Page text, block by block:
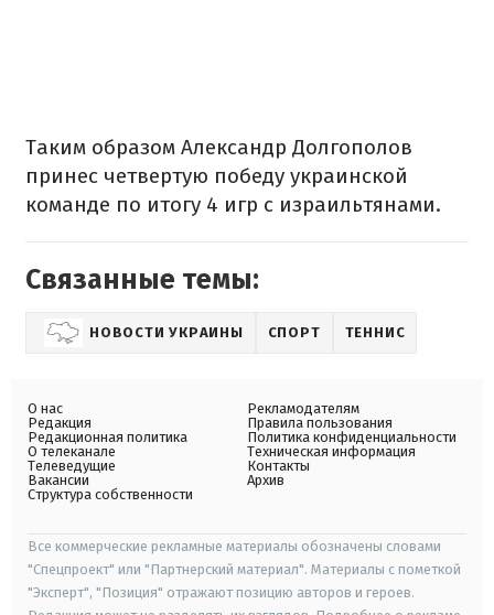
Таким образом Александр Долгополов
принес четвертую победу украинской
команде по итогу 4 игр с израильтянами.
Связанные темы:
НОВОСТИ УКРАИНЫ СПОРТ ТЕННИС
О нас
Редакция
Редакционная политика
О телеканале
Телеведущие
Вакансии
Структура собственности
Рекламодателям
Правила пользования
Политика конфиденциальности
Техническая информация
Контакты
Архив
Все коммерческие рекламные материалы обозначены словами
"Спецпроект" или "Партнерский материал". Материалы с пометкой
"Эксперт", "Позиция" отражают позицию авторов и героев.